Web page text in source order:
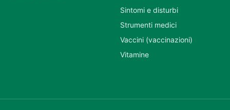
Sintomi e disturbi
Strumenti medici
Vaccini (vaccinazioni)
Vitamine